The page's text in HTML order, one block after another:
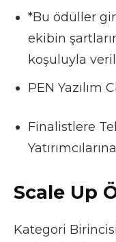
*Bu ödüller
ekibin
koşuluyla
PEN Yazılım
Finalistlere
Scale Up
Kategori